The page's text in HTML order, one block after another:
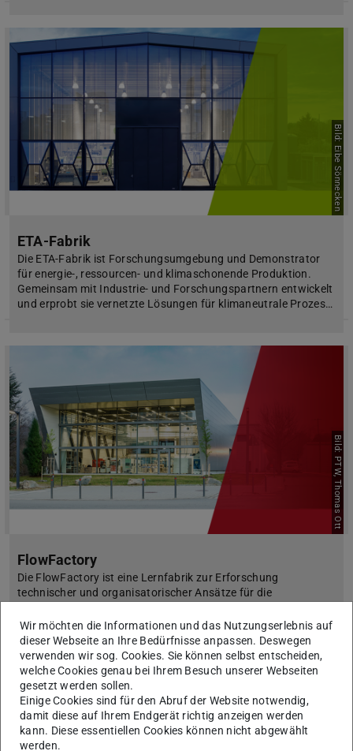
Bild: Eibe Sönnecken
ETA-Fabrik
Die ETA-Fabrik ist Forschungsumgebung und Demonstrator
für energie-, ressourcen- und klimaschonende Produktion.
Gemeinsam mit Industrie- und Forschungspartnern entwickelt
und erprobt sie vernetzte Lösungen für klimaneutrale Prozes…
Bild: PTW, Thomas Ott
FlowFactory
Die FlowFactory ist eine Lernfabrik zur Erforschung
technischer und organisatorischer Ansätze für die
stehen Prozess- und Produktstandardisierung in der Einzelfe…
Wir möchten die Informationen und das Nutzungserlebnis auf
dieser Webseite an Ihre Bedürfnisse anpassen. Deswegen
verwenden wir sog. Cookies. Sie können selbst entscheiden,
welche Cookies genau bei Ihrem Besuch unserer Webseiten
gesetzt werden sollen.
Einige Cookies sind für den Abruf der Website notwendig,
damit diese auf Ihrem Endgerät richtig anzeigen werden
kann. Diese essentiellen Cookies können nicht abgewählt
werden.